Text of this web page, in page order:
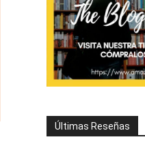
Últimas Reseñas